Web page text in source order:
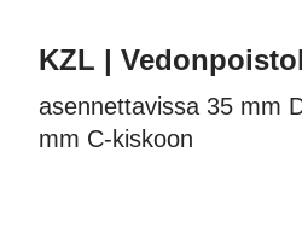
KZL |
asennettavissa 35 mm
mm C-kiskoon